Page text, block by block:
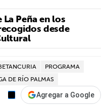
Peña en los
desde
PROGRAMA
DE RÍO PALMAS
Agregar a Google